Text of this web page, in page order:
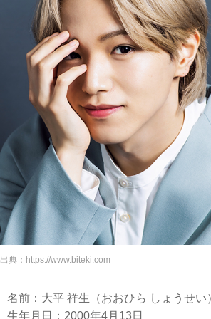
出典： https://www.biteki.com
名前：大平 祥生（おおひら しょうせい
生年月日：2000年4月13日